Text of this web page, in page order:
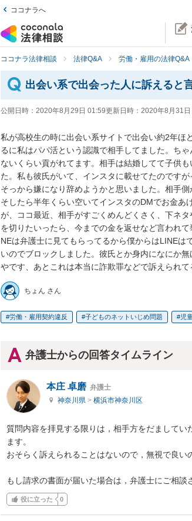
ココナラへ
ココナラ法律相談 法律Q&A 労働・雇用の法律Q&A
出会い系で出会った人に訴えると
公開日時： 2020年8月29日 01:59更新日時： 2020年8月31
私が高校生の時に出会い系サイトで出会い約2年ほ
るに私はパパ活という認識で相手してました。ち
ないくらい貢がれてます。相手は結婚してて子供
た。私も彼氏がいて、インスタに載せてたのです
そっから嫌になり辞めようかと思いました。相手
そしたら半年くらい空いてインスタのDMでお金あ
が、ココ最近、相手がすごくめんどくさく、下ネ
を切りたいったら、今までの金を返せなど言われ
NEは弁護士に見てもらってるから僕からはLINE
いのでブロックしました。彼氏とか身内になにか
ちょん さん
労働・雇用契約違反 子どものネットいじめ問題 児
弁護士からの回答タイムライン
本庄 卓磨 弁護士
神奈川県 > 横浜市神奈川区
質問内容を拝見する限りは，相手方をだまして
ます。
おそらく訴えられることはないので，無視で良い
もし請求の書面が届いた場合は，弁護士にご相談
役に立った 0